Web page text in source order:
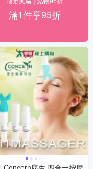
滿1件享95折